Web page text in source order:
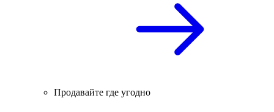
Продавайте где угодно